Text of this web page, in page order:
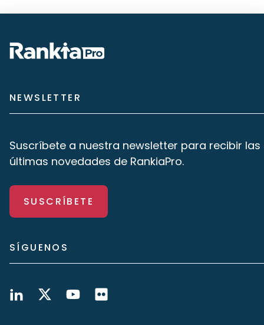
NEWSLETTER
Suscríbete a nuestra newsletter para recibir las
últimas novedades de RankiaPro.
SUSCRÍBETE
SÍGUENOS